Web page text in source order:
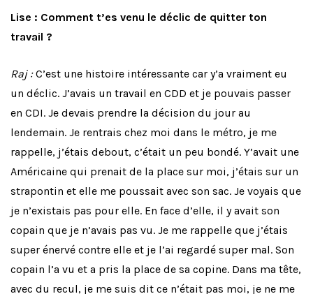
Lise : Comment t’es venu le déclic de quitter ton
travail ?
Raj :C’est une histoire intéressante car y’a vraiment eu
un déclic. J’avais un travail en CDD et je pouvais passer
en CDI. Je devais prendre la décision du jour au
lendemain. Je rentrais chez moi dans le métro, je me
rappelle, j’étais debout, c’était un peu bondé. Y’avait une
Américaine qui prenait de la place sur moi, j’étais sur un
strapontin et elle me poussait avec son sac. Je voyais que
je n’existais pas pour elle. En face d’elle, il y avait son
copain que je n’avais pas vu. Je me rappelle que j’étais
super énervé contre elle et je l’ai regardé super mal. Son
copain l’a vu et a pris la place de sa copine. Dans ma tête,
avec du recul, je me suis dit ce n’était pas moi, je ne me